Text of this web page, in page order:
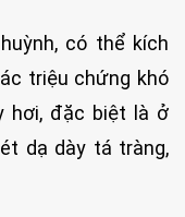
có thể kích
triệu chứng khó
hơi, đặc biệt là ở
dạ dày tá tràng,